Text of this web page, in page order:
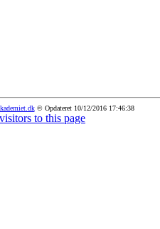
© Opdateret 10/12/2016 17:46:38